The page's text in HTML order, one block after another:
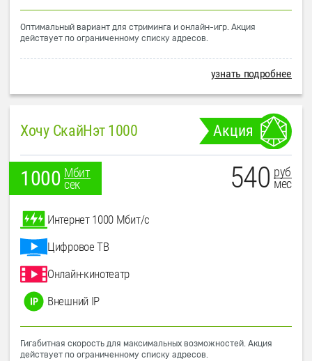
Оптимальный вариант для стриминга и онлайн-игр. Акция
действует по ограниченному списку адресов.
узнать подробнее
Хочу СкайНэт 1000 Акция
1000 Мбит
сек
540 руб
мес
Интернет 1000 Мбит/с
Цифровое ТВ
Онлайн-кинотеатр
Внешний IP
Гигабитная скорость для максимальных возможностей. Акция
действует по ограниченному списку адресов.